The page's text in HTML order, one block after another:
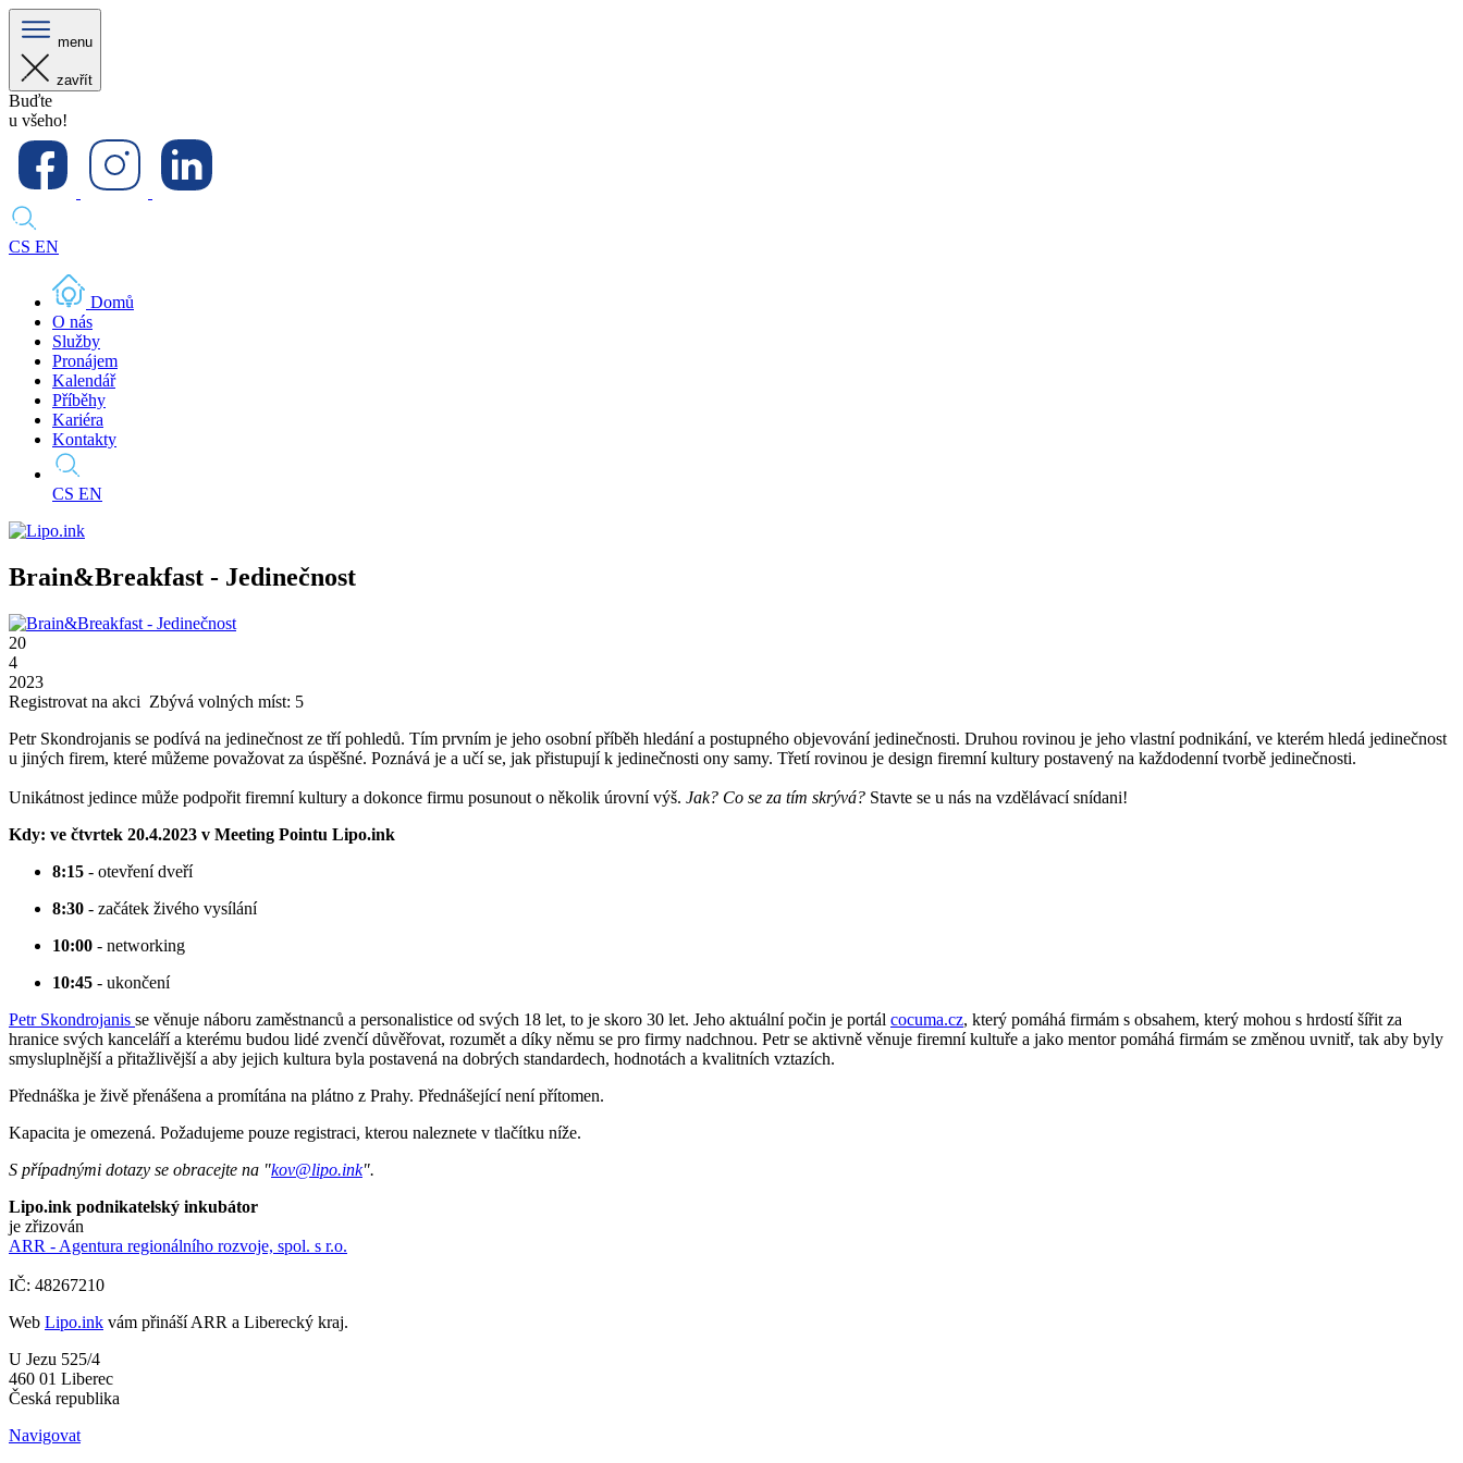
menu
zavřít
Buďte
u všeho!
CS EN
Domů
O nás
Služby
Pronájem
Kalendář
Příběhy
Kariéra
Kontakty
CS EN
Brain&Breakfast - Jedinečnost
20
4
2023
Registrovat na akci Zbývá volných míst: 5
Petr Skondrojanis se podívá na jedinečnost ze tří pohledů. Tím prvním je jeho osobní příběh hledání a postupného objevování jedinečnosti. Druhou rovinou je jeho vlastní podnikání, ve kterém hledá jedinečnost
u jiných firem, které můžeme považovat za úspěšné. Poznává je a učí se, jak přistupují k jedinečnosti ony samy. Třetí rovinou je design firemní kultury postavený na každodenní tvorbě jedinečnosti.
Unikátnost jedince může podpořit firemní kultury a dokonce firmu posunout o několik úrovní výš. Jak? Co se za tím skrývá? Stavte se u nás na vzdělávací snídani!
Kdy: ve čtvrtek 20.4.2023 v Meeting Pointu Lipo.ink
8:15 - otevření dveří
8:30 - začátek živého vysílání
10:00 - networking
10:45 - ukončení
Petr Skondrojanis se věnuje náboru zaměstnanců a personalistice od svých 18 let, to je skoro 30 let. Jeho aktuální počin je portál cocuma.cz, který pomáhá firmám s obsahem, který mohou s hrdostí šířit za
hranice svých kanceláří a kterému budou lidé zvenčí důvěřovat, rozumět a díky němu se pro firmy nadchnou. Petr se aktivně věnuje firemní kultuře a jako mentor pomáhá firmám se změnou uvnitř, tak aby byly
smysluplnější a přitažlivější a aby jejich kultura byla postavená na dobrých standardech, hodnotách a kvalitních vztazích.
Přednáška je živě přenášena a promítána na plátno z Prahy. Přednášející není přítomen.
Kapacita je omezená. Požadujeme pouze registraci, kterou naleznete v tlačítku níže.
S případnými dotazy se obracejte na "kov@lipo.ink".
Lipo.ink podnikatelský inkubátor
je zřizován
ARR - Agentura regionálního rozvoje, spol. s r.o.
IČ: 48267210
Web Lipo.ink vám přináší ARR a Liberecký kraj.
U Jezu 525/4
460 01 Liberec
Česká republika
Navigovat